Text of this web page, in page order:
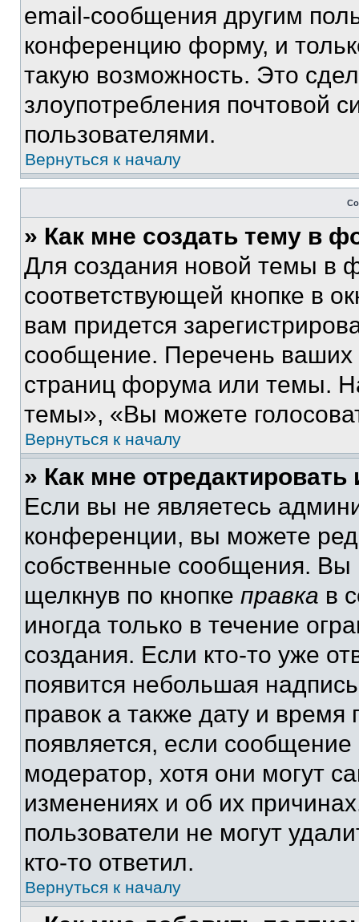
email-сообщения другим
конференцию форму, и
такую возможность. Это
злоупотребления почтовой
пользователями.
Вернуться к началу
» Как мне создать тему в
Для создания новой темы в
соответствующей кнопке в
вам придется
сообщение. Перечень ваших
страниц форума или темы.
темы», «Вы можете
Вернуться к началу
» Как мне
Если вы не являетесь
конференции, вы можете
собственные сообщения. Вы
щелкнув по кнопке правка в
иногда только в течение
создания. Если кто-то уже
появится небольшая
правок а также дату и
появляется, если
модератор, хотя они могут
изменениях и об их
пользователи не могут
кто-то ответил.
Вернуться к началу